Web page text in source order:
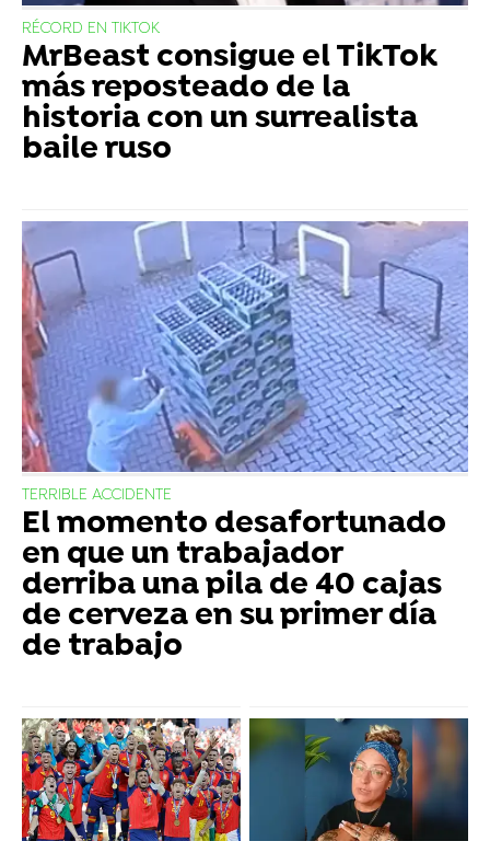
RÉCORD EN TIKTOK
MrBeast consigue el TikTok
más reposteado de la
historia con un surrealista
baile ruso
TERRIBLE ACCIDENTE
El momento desafortunado
en que un trabajador
derriba una pila de 40 cajas
de cerveza en su primer día
de trabajo